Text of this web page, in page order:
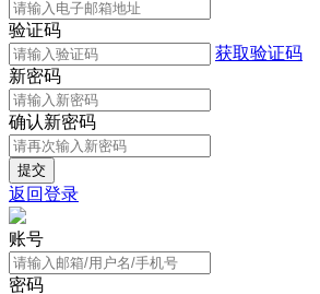
验证码
获取验证码
新密码
确认新密码
返回登录
账号
密码